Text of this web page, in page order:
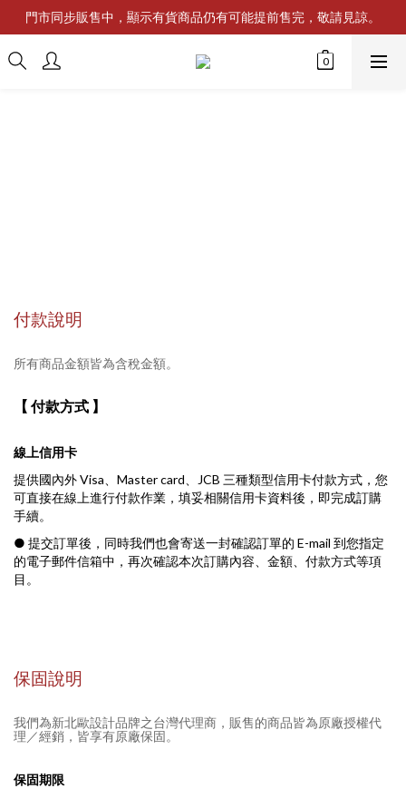
門市同步販售中，顯示有貨商品仍有可能提前售完，敬請見諒。
付款說明
所有商品金額皆為含稅金額。
【 付款方式 】
線上信用卡
提供國內外 Visa、Master card、JCB 三種類型信用卡付款方式，您
可直接在線上進行付款作業，填妥相關信用卡資料後，即完成訂購
手續。
● 提交訂單後，同時我們也會寄送一封確認訂單的 E-mail 到您指定
的電子郵件信箱中，再次確認本次訂購內容、金額、付款方式等項
目。
保固說明
我們為新北歐設計品牌之台灣代理商，販售的商品皆為原廠授權代
理／經銷，皆享有原廠保固。
保固期限